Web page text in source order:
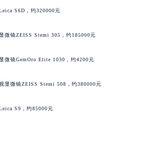
S6D，约320000元
微镜ZEISS Stemi 305，约185000元
微镜GemOro Elite 1030，约4200元
显微镜ZEISS Stemi 508，约380000元
S9，约85000元